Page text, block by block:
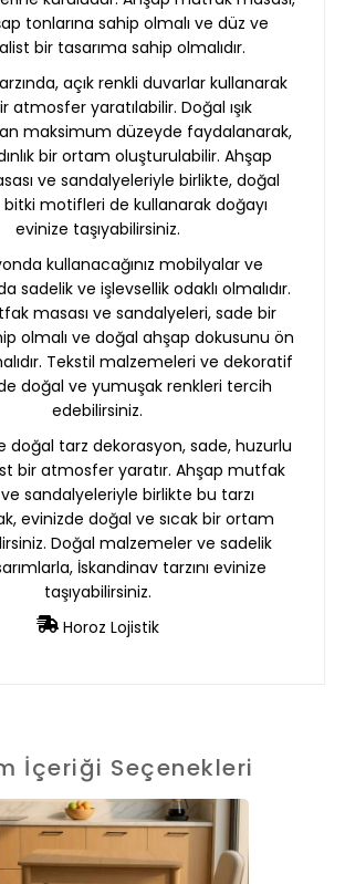
tonlarına sahip olmalı ve düz ve
bir tasarıma sahip olmalıdır.
açık renkli duvarlar kullanarak
atmosfer yaratılabilir. Doğal ışık
maksimum düzeyde faydalanarak,
bir ortam oluşturulabilir. Ahşap
ve sandalyeleriyle birlikte, doğal
motifleri de kullanarak doğayı
evinize taşıyabilirsiniz.
kullanacağınız mobilyalar ve
sadelik ve işlevsellik odaklı olmalıdır.
masası ve sandalyeleri, sade bir
olmalı ve doğal ahşap dokusunu ön
Tekstil malzemeleri ve dekoratif
doğal ve yumuşak renkleri tercih
edebilirsiniz.
doğal tarz dekorasyon, sade, huzurlu
bir atmosfer yaratır. Ahşap mutfak
sandalyeleriyle birlikte bu tarzı
evinizde doğal ve sıcak bir ortam
Doğal malzemeler ve sadelik
İskandinav tarzını evinize
taşıyabilirsiniz.
Horoz Lojistik
İçeriği Seçenekleri